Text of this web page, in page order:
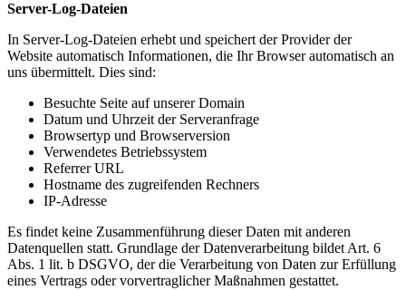
Server-Log-Dateien
In Server-Log-Dateien erhebt und speichert der Provider der
Website automatisch Informationen, die Ihr Browser automatisch an
uns übermittelt. Dies sind:
Besuchte Seite auf unserer Domain
Datum und Uhrzeit der Serveranfrage
Browsertyp und Browserversion
Verwendetes Betriebssystem
Referrer URL
Hostname des zugreifenden Rechners
IP-Adresse
Es findet keine Zusammenführung dieser Daten mit anderen
Datenquellen statt. Grundlage der Datenverarbeitung bildet Art. 6
Abs. 1 lit. b DSGVO, der die Verarbeitung von Daten zur Erfüllung
eines Vertrags oder vorvertraglicher Maßnahmen gestattet.